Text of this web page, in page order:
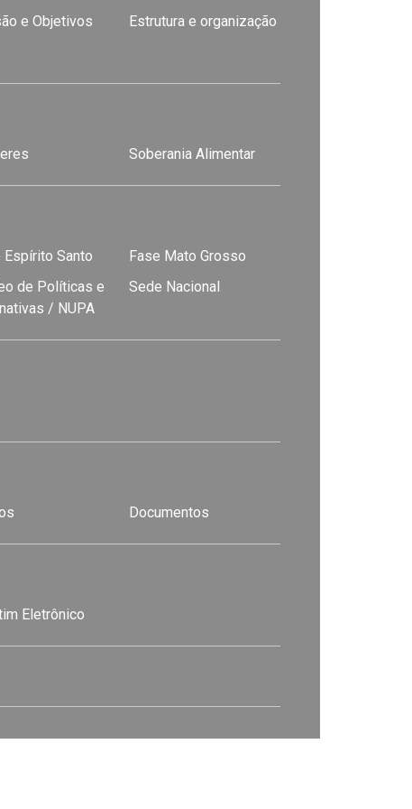
e Objetivos
Estrutura e organização
Soberania Alimentar
Espírito Santo
Fase Mato Grosso
de Políticas e
/ NUPA
Sede Nacional
Documentos
Eletrônico